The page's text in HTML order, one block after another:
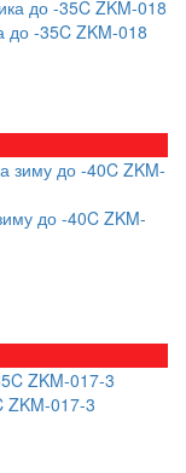
до -35C ZKM-018
до -40C ZKM-
ZKM-017-3